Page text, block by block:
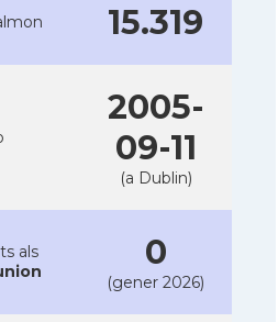
15.319
2005-
09-11
(a Dublin)
als
0
(gener 2026)